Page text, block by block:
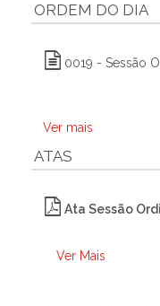
ORDEM DO DIA
0019 - Sessão
Ver mais
ATAS
Ata Sessão
Ver Mais